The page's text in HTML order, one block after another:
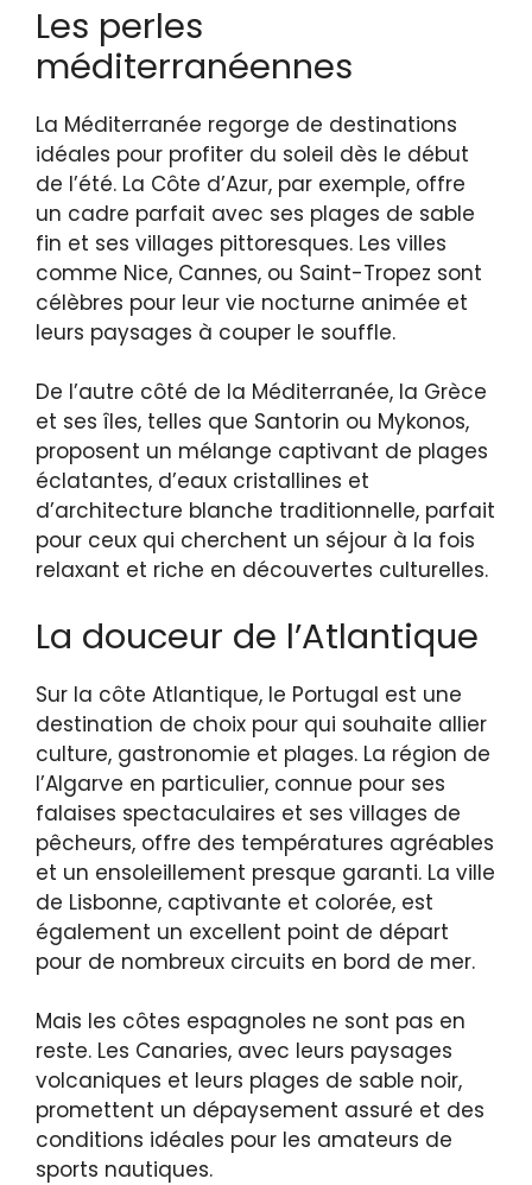
Les perles
méditerranéennes
La Méditerranée regorge de destinations
idéales pour profiter du soleil dès le début
de l’été. La Côte d’Azur, par exemple, offre
un cadre parfait avec ses plages de sable
fin et ses villages pittoresques. Les villes
comme Nice, Cannes, ou Saint-Tropez sont
célèbres pour leur vie nocturne animée et
leurs paysages à couper le souffle.
De l’autre côté de la Méditerranée, la Grèce
et ses îles, telles que Santorin ou Mykonos,
proposent un mélange captivant de plages
éclatantes, d’eaux cristallines et
d’architecture blanche traditionnelle, parfait
pour ceux qui cherchent un séjour à la fois
relaxant et riche en découvertes culturelles.
La douceur de l’Atlantique
Sur la côte Atlantique, le Portugal est une
destination de choix pour qui souhaite allier
culture, gastronomie et plages. La région de
l’Algarve en particulier, connue pour ses
falaises spectaculaires et ses villages de
pêcheurs, offre des températures agréables
et un ensoleillement presque garanti. La ville
de Lisbonne, captivante et colorée, est
également un excellent point de départ
pour de nombreux circuits en bord de mer.
Mais les côtes espagnoles ne sont pas en
reste. Les Canaries, avec leurs paysages
volcaniques et leurs plages de sable noir,
promettent un dépaysement assuré et des
conditions idéales pour les amateurs de
sports nautiques.